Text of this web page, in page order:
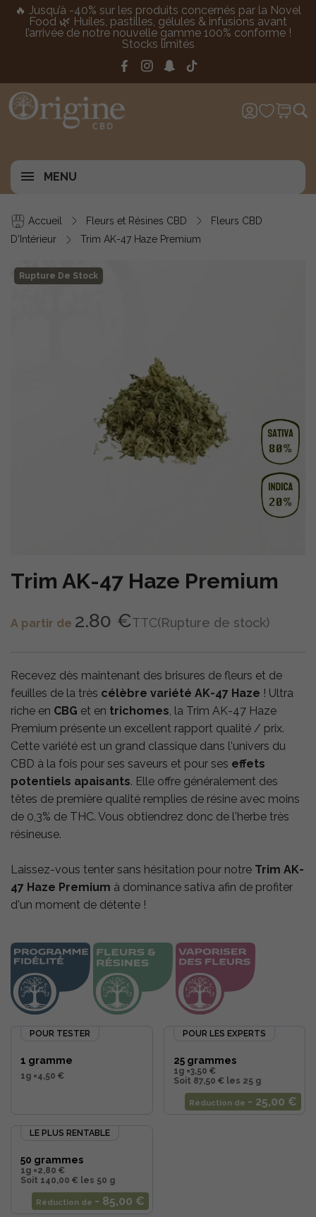
🔥 Jusqu’à -40% sur les produits concernés par la Novel
Food 🌿 Huiles, pastilles, gélules & infusions avant
l’arrivée de notre nouvelle gamme 100% conforme !
Stocks limités
MENU
Accueil Fleurs et Résines CBD
Fleurs CBD
D'Intérieur
Trim AK-47 Haze Premium
Rupture De Stock
Trim AK-47 Haze Premium
A partir de 2.80 €TTC(Rupture de stock)
Recevez dès maintenant des brisures de fleurs et de
feuilles de la très célèbre variété AK-47 Haze ! Ultra
riche en CBG et en trichomes, la Trim AK-47 Haze
Premium présente un excellent rapport qualité / prix.
Cette variété est un grand classique dans l'univers du
CBD à la fois pour ses saveurs et pour ses effets
potentiels apaisants. Elle offre généralement des
têtes de première qualité remplies de résine avec moins
de 0,3% de THC. Vous obtiendrez donc de l'herbe très
résineuse.
Laissez-vous tenter sans hésitation pour notre Trim AK-
47 Haze Premium à dominance sativa afin de profiter
d'un moment de détente !
1 gramme
POUR TESTER
1g =4,50 €
Réduction de - 25,00 €
25 grammes
POUR LES EXPERTS
1g =3,50 €
Soit 87,50 € les 25 g
Réduction de - 85,00 €
50 grammes
LE PLUS RENTABLE
1g =2,80 €
Soit 140,00 € les 50 g